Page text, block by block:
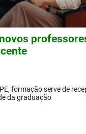
formação serve de
da graduação